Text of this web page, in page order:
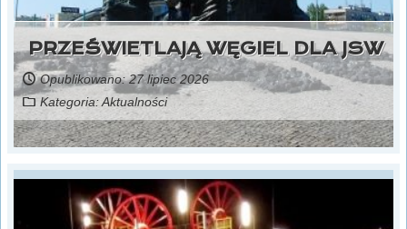
PRZEŚWIETLAJĄ WĘGIEL DLA JSW
Opublikowano: 27 lipiec 2026
Kategoria:Aktualności